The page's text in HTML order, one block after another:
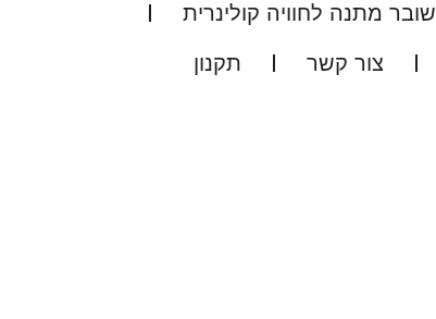
שובר מתנה לחוויה קולינרית
צור קשר תקנון